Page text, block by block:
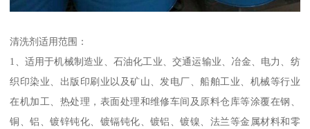
清洗剂适用范围：
1、适用于机械制造业、石油化工业、交通运输业、冶金、电力、纺
织印染业、出版印刷业以及矿山、发电厂、船舶工业、机械等行业
在机加工、热处理，表面处理和维修车间及原料仓库等涂覆在钢、
铜、铝、镀锌钝化、镀镉钝化、镀铝、镀镍、法兰等金属材料和零